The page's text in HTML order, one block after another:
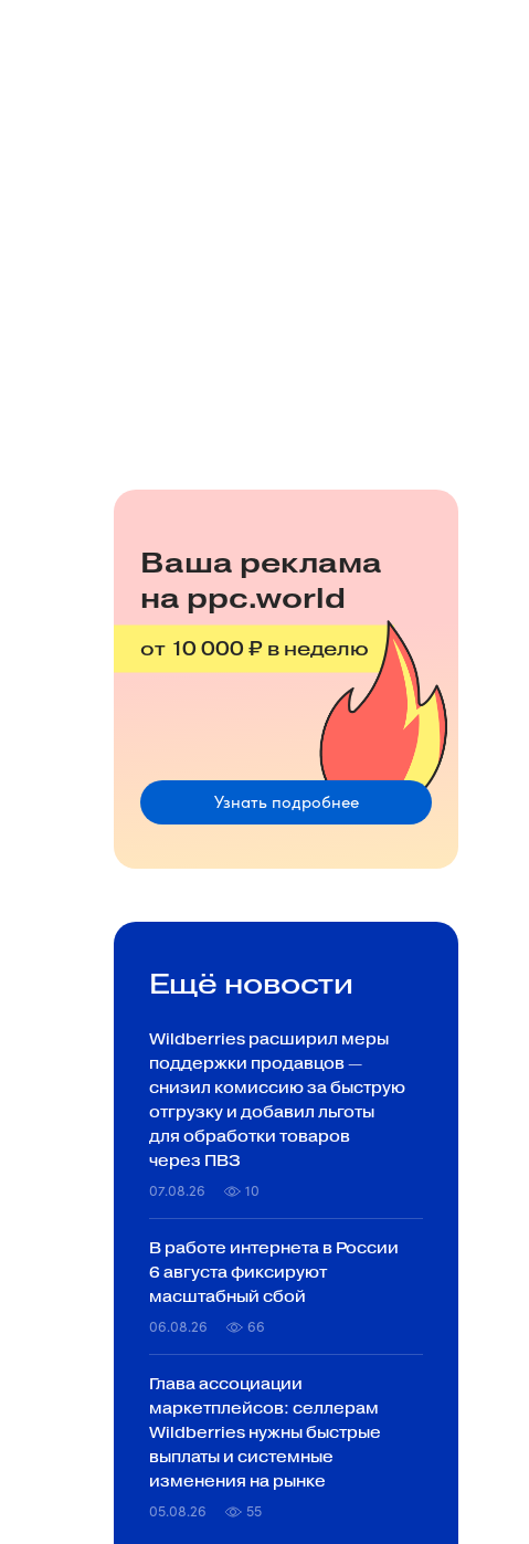
Ваша реклама
на ppc.world
от 10 000 ₽ в неделю
Узнать подробнее
Ещё новости
Wildberries расширил меры
поддержки продавцов —
снизил комиссию за быструю
отгрузку и добавил льготы
для обработки товаров
через ПВЗ
07.08.26 10
В работе интернета в России
6 августа фиксируют
масштабный сбой
06.08.26 66
Глава ассоциации
маркетплейсов: селлерам
Wildberries нужны быстрые
выплаты и системные
изменения на рынке
05.08.26 55